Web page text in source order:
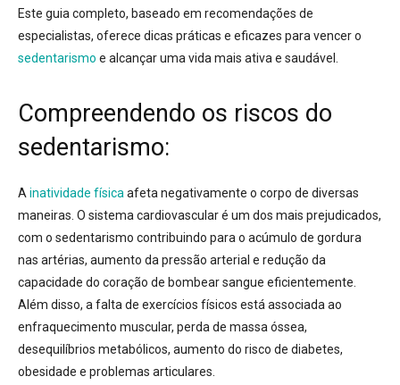
Este guia completo, baseado em recomendações de
especialistas, oferece dicas práticas e eficazes para vencer o
sedentarismo e alcançar uma vida mais ativa e saudável.
Compreendendo os riscos do
sedentarismo:
Ainatividade físicaafeta negativamente o corpo de diversas
maneiras. O sistema cardiovascular é um dos mais prejudicados,
com o sedentarismo contribuindo para o acúmulo de gordura
nas artérias, aumento da pressão arterial e redução da
capacidade do coração de bombear sangue eficientemente.
Além disso, a falta de exercícios físicos está associada ao
enfraquecimento muscular, perda de massa óssea,
desequilíbrios metabólicos, aumento do risco de diabetes,
obesidade e problemas articulares.